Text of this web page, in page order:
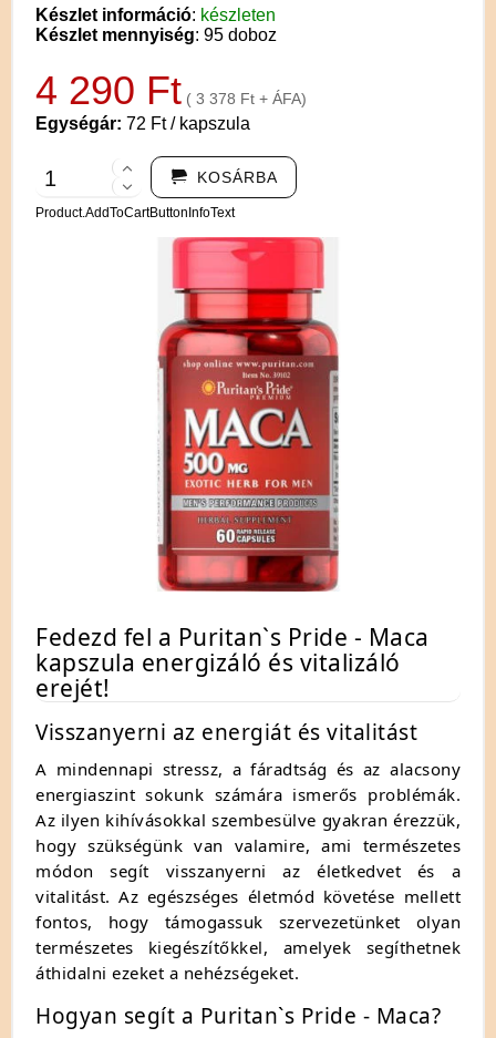
Készlet információ: készleten
Készlet mennyiség: 95 doboz
4 290 Ft ( 3 378 Ft + ÁFA)
Egységár: 72 Ft / kapszula
KOSÁRBA
Product.AddToCartButtonInfoText
Fedezd fel a Puritan`s Pride - Maca
kapszula energizáló és vitalizáló
erejét!
Visszanyerni az energiát és vitalitást
A mindennapi stressz, a fáradtság és az alacsony
energiaszint sokunk számára ismerős problémák.
Az ilyen kihívásokkal szembesülve gyakran érezzük,
hogy szükségünk van valamire, ami természetes
módon segít visszanyerni az életkedvet és a
vitalitást. Az egészséges életmód követése mellett
fontos, hogy támogassuk szervezetünket olyan
természetes kiegészítőkkel, amelyek segíthetnek
áthidalni ezeket a nehézségeket.
Hogyan segít a Puritan`s Pride - Maca?